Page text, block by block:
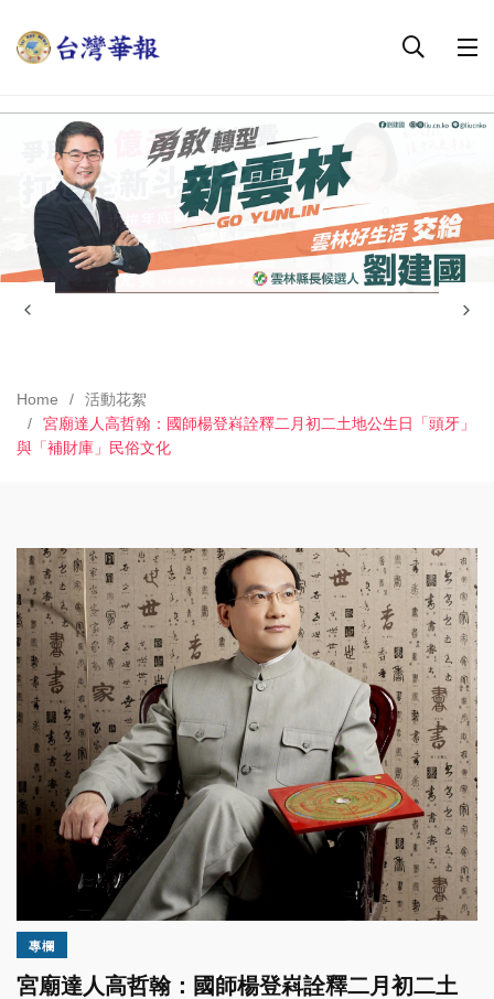
Home
活動花絮
宮廟達人高哲翰：國師楊登嵙詮釋二月初二土地公生日「頭牙」
與「補財庫」民俗文化
專欄
宮廟達人高哲翰：國師楊登嵙詮釋二月初二土